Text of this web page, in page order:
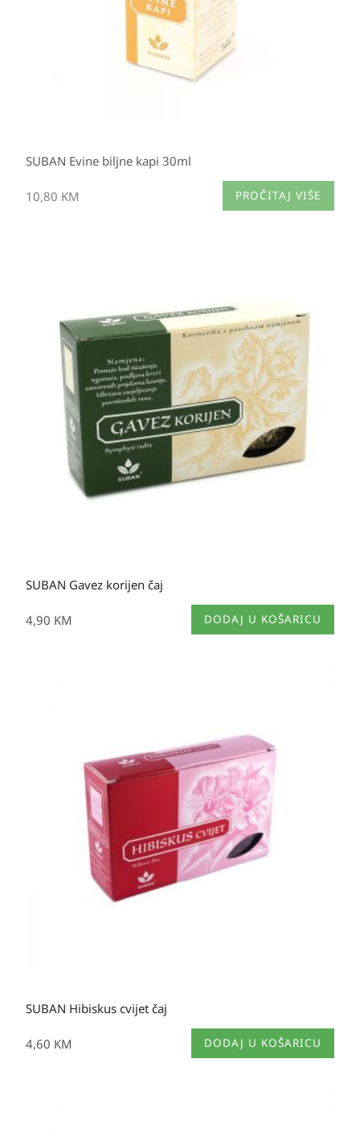
SUBAN Evine biljne kapi 30ml
10,80 KM PROČITAJ VIŠE
SUBAN Gavez korijen čaj
4,90 KM DODAJ U KOŠARICU
SUBAN Hibiskus cvijet čaj
4,60 KM DODAJ U KOŠARICU